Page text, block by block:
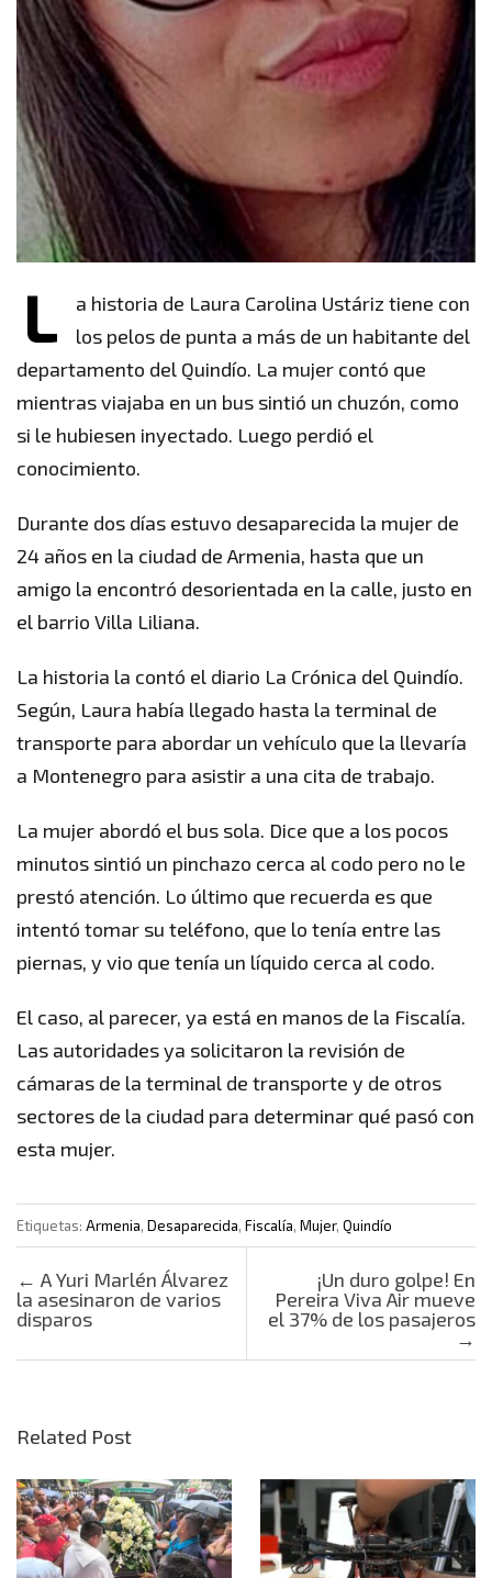
L
a historia de Laura Carolina Ustáriz tiene con
los pelos de punta a más de un habitante del
departamento del Quindío. La mujer contó que
mientras viajaba en un bus sintió un chuzón, como
si le hubiesen inyectado. Luego perdió el
conocimiento.
Durante dos días estuvo desaparecida la mujer de
24 años en la ciudad de Armenia, hasta que un
amigo la encontró desorientada en la calle, justo en
el barrio Villa Liliana.
La historia la contó el diario La Crónica del Quindío.
Según, Laura había llegado hasta la terminal de
transporte para abordar un vehículo que la llevaría
a Montenegro para asistir a una cita de trabajo.
La mujer abordó el bus sola. Dice que a los pocos
minutos sintió un pinchazo cerca al codo pero no le
prestó atención. Lo último que recuerda es que
intentó tomar su teléfono, que lo tenía entre las
piernas, y vio que tenía un líquido cerca al codo.
El caso, al parecer, ya está en manos de la Fiscalía.
Las autoridades ya solicitaron la revisión de
cámaras de la terminal de transporte y de otros
sectores de la ciudad para determinar qué pasó con
esta mujer.
Etiquetas: Armenia, Desaparecida, Fiscalía, Mujer, Quindío
Post navigation
← A Yuri Marlén Álvarez
la asesinaron de varios
disparos
¡Un duro golpe! En
Pereira Viva Air mueve
el 37% de los pasajeros
→
Related Post